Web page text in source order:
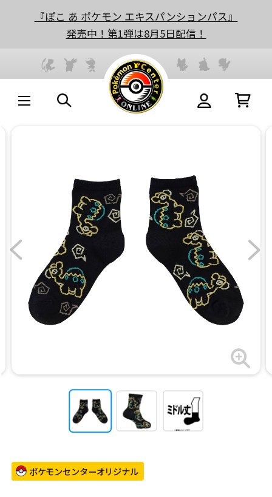
『ぽこ あ ポケモン エキスパンションパス』
発売中！第1弾は8月5日配信！
ポケモンセンターオリジナル